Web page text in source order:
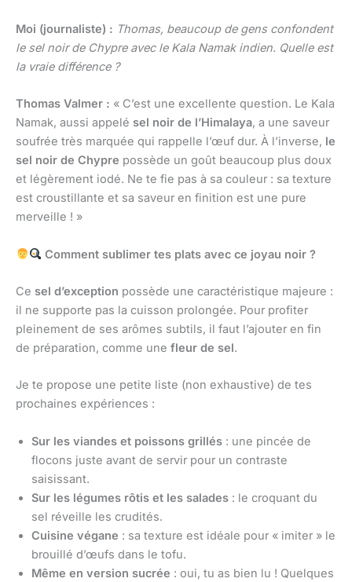
Moi (journaliste) : Thomas, beaucoup de gens confondent
le sel noir de Chypre avec le Kala Namak indien. Quelle est
la vraie différence ?
Thomas Valmer : « C’est une excellente question. Le Kala
Namak, aussi appelé sel noir de l’Himalaya, a une saveur
soufrée très marquée qui rappelle l’œuf dur. À l’inverse, le
sel noir de Chypre possède un goût beaucoup plus doux
et légèrement iodé. Ne te fie pas à sa couleur : sa texture
est croustillante et sa saveur en finition est une pure
merveille ! »
Comment sublimer tes plats avec ce joyau noir ?
Ce sel d’exception possède une caractéristique majeure :
il ne supporte pas la cuisson prolongée. Pour profiter
pleinement de ses arômes subtils, il faut l’ajouter en fin
de préparation, comme une fleur de sel.
Je te propose une petite liste (non exhaustive) de tes
prochaines expériences :
Sur les viandes et poissons grillés : une pincée de
flocons juste avant de servir pour un contraste
saisissant.
Sur les légumes rôtis et les salades : le croquant du
sel réveille les crudités.
Cuisine végane : sa texture est idéale pour « imiter » le
brouillé d’œufs dans le tofu.
Même en version sucrée : oui, tu as bien lu ! Quelques